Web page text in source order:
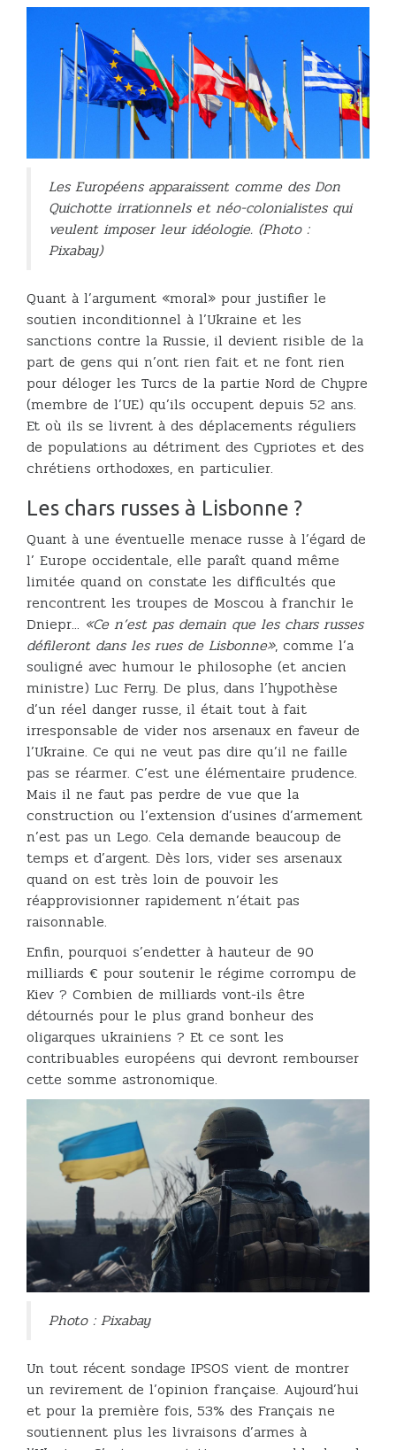
Les Européens apparaissent comme des Don
Quichotte irrationnels et néo-colonialistes qui
veulent imposer leur idéologie. (Photo :
Pixabay)
Quant à l’argument «moral» pour justifier le
soutien inconditionnel à l’Ukraine et les
sanctions contre la Russie, il devient risible de la
part de gens qui n’ont rien fait et ne font rien
pour déloger les Turcs de la partie Nord de Chypre
(membre de l’UE) qu’ils occupent depuis 52 ans.
Et où ils se livrent à des déplacements réguliers
de populations au détriment des Cypriotes et des
chrétiens orthodoxes, en particulier.
Les chars russes à Lisbonne ?
Quant à une éventuelle menace russe à l’égard de
l’ Europe occidentale, elle paraît quand même
limitée quand on constate les difficultés que
rencontrent les troupes de Moscou à franchir le
Dniepr... «Ce n’est pas demain que les chars russes
défileront dans les rues de Lisbonne», comme l’a
souligné avec humour le philosophe (et ancien
ministre) Luc Ferry. De plus, dans l’hypothèse
d’un réel danger russe, il était tout à fait
irresponsable de vider nos arsenaux en faveur de
l’Ukraine. Ce qui ne veut pas dire qu’il ne faille
pas se réarmer. C’est une élémentaire prudence.
Mais il ne faut pas perdre de vue que la
construction ou l’extension d’usines d’armement
n’est pas un Lego. Cela demande beaucoup de
temps et d’argent. Dès lors, vider ses arsenaux
quand on est très loin de pouvoir les
réapprovisionner rapidement n’était pas
raisonnable.
Enfin, pourquoi s’endetter à hauteur de 90
milliards € pour soutenir le régime corrompu de
Kiev ? Combien de milliards vont-ils être
détournés pour le plus grand bonheur des
oligarques ukrainiens ? Et ce sont les
contribuables européens qui devront rembourser
cette somme astronomique.
Photo : Pixabay
Un tout récent sondage IPSOS vient de montrer
un revirement de l’opinion française. Aujourd’hui
et pour la première fois, 53% des Français ne
soutiennent plus les livraisons d’armes à